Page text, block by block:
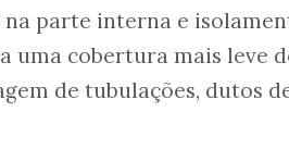
parte interna e
uma cobertura mais leve
de tubulações, dutos